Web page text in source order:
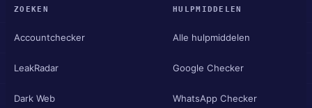
ZOEKEN
Accountchecker
LeakRadar
Dark Web
HULPMIDDELEN
Alle hulpmiddelen
Google Checker
WhatsApp Checker